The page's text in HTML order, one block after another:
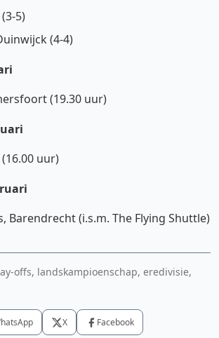
5)
(4-4)
(19.30 uur)
uur)
Barendrecht (i.s.m. The Flying Shuttle)
offs, landskampioenschap, eredivisie,
X Facebook